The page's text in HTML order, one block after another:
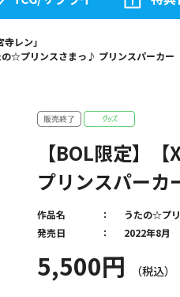
レン」
の☆プリンスさまっ♪ プリンスパーカー
【BOL限定】
プリンスパーカ
5,500円
作品名
うたの☆プ
発売日
2022年8月